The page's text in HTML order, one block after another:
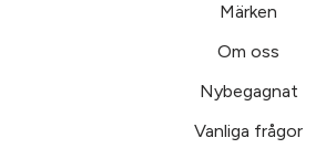
Märken
Om oss
Nybegagnat
Vanliga frågor